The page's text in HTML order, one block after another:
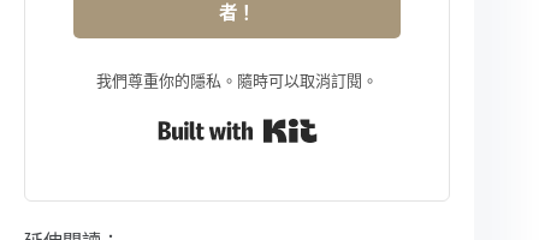
者！
我們尊重你的隱私。隨時可以取消訂閱。